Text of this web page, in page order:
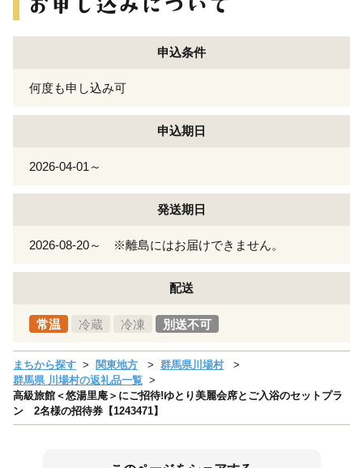
申込条件
何度も申し込み可
申込期日
2026-04-01～
発送期日
2026-08-20～ ※離島にはお届けできません。
配送
常温 冷蔵 冷凍 別送不可
まちから探す 関東地方
群馬県川場村
群馬県 川場村の返礼品一覧
高級旅館＜悠湯里庵＞にご招待!ゆとり美麗会席とご入浴のセットプラ
ン 2名様の招待券【1243471】